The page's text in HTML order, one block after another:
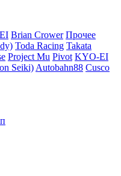
Brian Crower Прочее
Toda Racing Takata
Project Mu Pivot KYO-EI
Seiki) Autobahn88 Cusco